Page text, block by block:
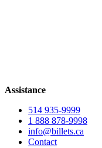
Assistance
514 935-9999
1 888 878-9998
info@billets.ca
Contact